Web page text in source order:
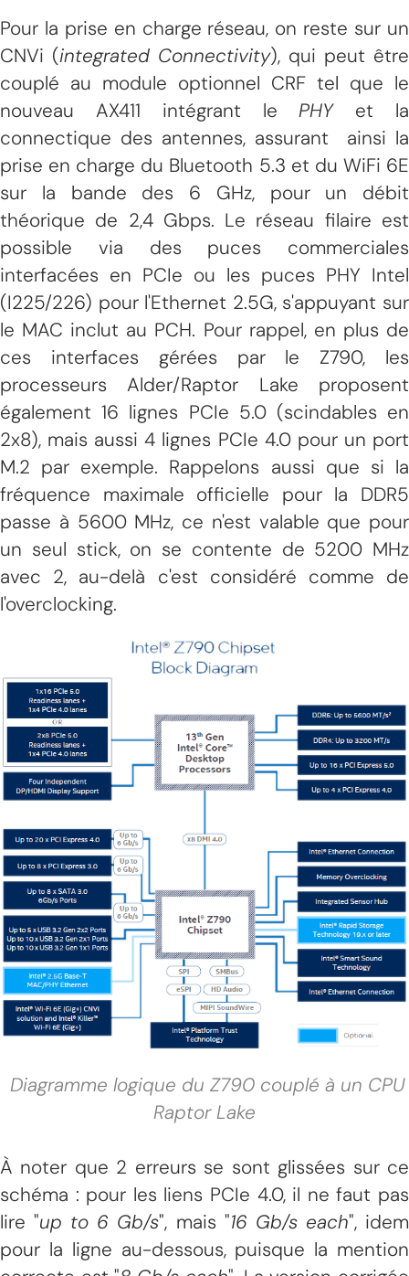
Pour la prise en charge réseau, on reste sur un
CNVi (integrated Connectivity), qui peut être
couplé au module optionnel CRF tel que le
nouveau AX411 intégrant lePHYet la
connectique des antennes, assurant ainsi la
prise en charge du Bluetooth 5.3 et du WiFi 6E
sur la bande des 6 GHz, pour un débit
théorique de 2,4 Gbps. Le réseau filaire est
possible via des puces commerciales
interfacées en PCIe ou les puces PHY Intel
(I225/226) pour l'Ethernet 2.5G, s'appuyant sur
le MAC inclut au PCH. Pour rappel, en plus de
ces interfaces gérées par le Z790, les
processeurs Alder/Raptor Lake proposent
également 16 lignes PCIe 5.0 (scindables en
2x8), mais aussi 4 lignes PCIe 4.0 pour un port
M.2 par exemple. Rappelons aussi que si la
fréquence maximale officielle pour la DDR5
passe à 5600 MHz, ce n'est valable que pour
un seul stick, on se contente de 5200 MHz
avec 2, au-delà c'est considéré comme de
l'overclocking.
Diagramme logique du Z790 couplé à un CPU
Raptor Lake
À noter que 2 erreurs se sont glissées sur ce
schéma : pour les liens PCIe 4.0, il ne faut pas
lire "up to 6 Gb/s", mais "16 Gb/s each", idem
pour la ligne au-dessous, puisque la mention